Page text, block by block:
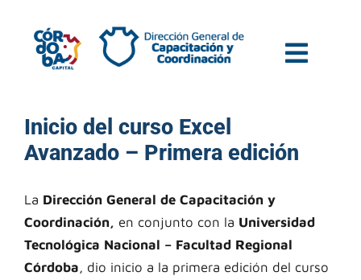
Inicio del curso Excel
Avanzado – Primera edición
La Dirección General de Capacitación y
Coordinación, en conjunto con la Universidad
Tecnológica Nacional – Facultad Regional
Córdoba, dio inicio a la primera edición del curso